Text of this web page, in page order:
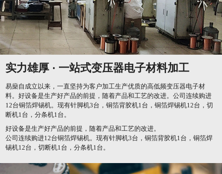
实力雄厚 · 一站式变压器电子材料加工
易燊自成立以来，一直坚持为客户加工生产优质的高低频变压器电子材
料。好设备是生产好产品的前提，随着产品和工艺的改进。公司连续购进
12台铜箔焊锡机。现有针脚机3台，铜箔背胶机1台，铜箔焊锡机12台，切
断机1台，分条机1台。
好设备是生产好产品的前提，随着产品和工艺的改进。
公司连续购进12台铜箔焊锡机。现有针脚机3台，铜箔背胶机1台，铜箔焊
锡机12台，切断机1台，分条机1台。